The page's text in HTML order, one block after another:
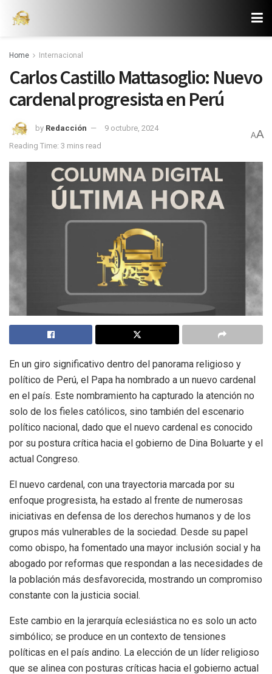
Home Internacional
Carlos Castillo Mattasoglio: Nuevo
cardenal progresista en Perú
by Redacción
9 octubre, 2024
Reading Time: 3 mins read
AA
En un giro significativo dentro del panorama religioso y
político de Perú, el Papa ha nombrado a un nuevo cardenal
en el país. Este nombramiento ha capturado la atención no
solo de los fieles católicos, sino también del escenario
político nacional, dado que el nuevo cardenal es conocido
por su postura crítica hacia el gobierno de Dina Boluarte y el
actual Congreso.
El nuevo cardenal, con una trayectoria marcada por su
enfoque progresista, ha estado al frente de numerosas
iniciativas en defensa de los derechos humanos y de los
grupos más vulnerables de la sociedad. Desde su papel
como obispo, ha fomentado una mayor inclusión social y ha
abogado por reformas que respondan a las necesidades de
la población más desfavorecida, mostrando un compromiso
constante con la justicia social.
Este cambio en la jerarquía eclesiástica no es solo un acto
simbólico; se produce en un contexto de tensiones
políticas en el país andino. La elección de un líder religioso
que se alinea con posturas críticas hacia el gobierno actual